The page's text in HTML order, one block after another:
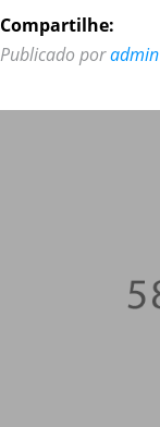
Compartilhe:
Publicado poradmin